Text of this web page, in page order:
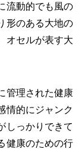
流動的でも風の
形のある大地の
オセルが表す大
管理された健康
情的にジャンク
しっかりできて
健康のための行